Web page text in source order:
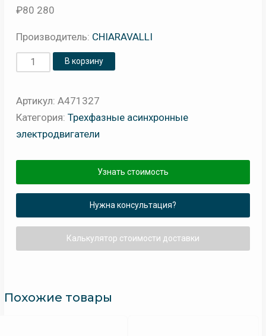
80 280
₽
Производитель: CHIARAVALLI
Количество
товара
асинхронный
CHT132
B14
CHIARAVALLI
В корзину
Артикул: A471327
Категория: Трехфазные асинхронные
электродвигатели
Узнать стоимость
Нужна консультация?
Калькулятор стоимости доставки
Похожие товары